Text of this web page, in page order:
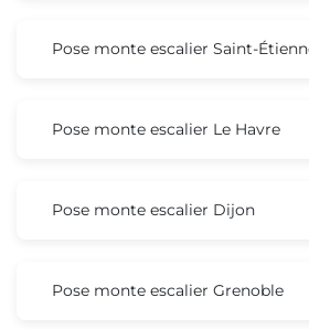
Pose monte escalier Saint-
Pose monte escalier Le Havre
Pose monte escalier Dijon
Pose monte escalier Grenoble